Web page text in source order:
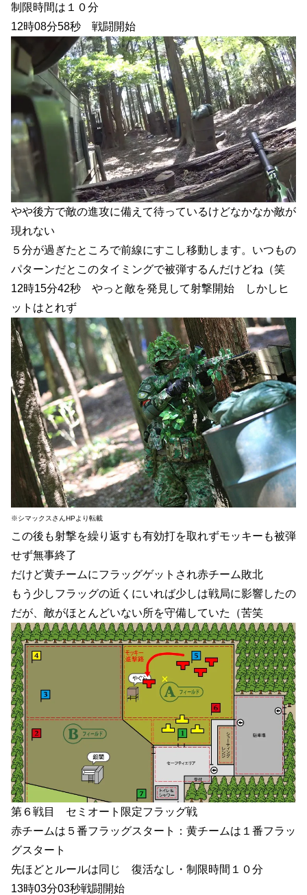
制限時間は１０分
12時08分58秒 戦闘開始
やや後方で敵の進攻に備えて待っているけどなかなか敵が
現れない
５分が過ぎたところで前線にすこし移動します。いつもの
パターンだとこのタイミングで被弾するんだけどね（笑
12時15分42秒 やっと敵を発見して射撃開始 しかしヒ
ットはとれず
※シマックスさんHPより転載
この後も射撃を繰り返すも有効打を取れずモッキーも被弾
せず無事終了
だけど黄チームにフラッグゲットされ赤チーム敗北
もう少しフラッグの近くにいれば少しは戦局に影響したの
だが、敵がほとんどいない所を守備していた（苦笑
第６戦目 セミオート限定フラッグ戦
赤チームは５番フラッグスタート：黄チームは１番フラッ
グスタート
先ほどとルールは同じ 復活なし・制限時間１０分
13時03分03秒戦闘開始